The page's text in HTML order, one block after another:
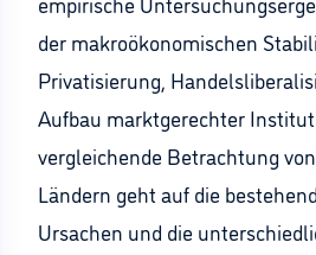
der makroökonomischen
Privatisierung,
Aufbau marktgerechter
vergleichende Betrachtung
Ländern geht auf die
Ursachen und die